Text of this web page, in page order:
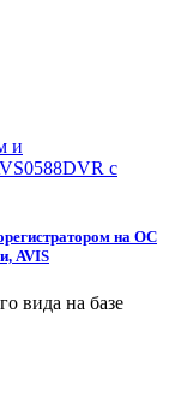
на ОС
AVIS
вида на базе